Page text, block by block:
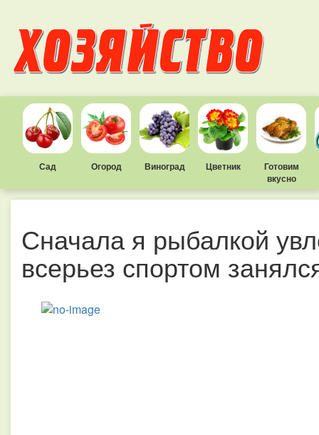
Сад Огород Виноград Цветник
Готовим
вкусно
Сначала я рыбалкой
всерьез спортом